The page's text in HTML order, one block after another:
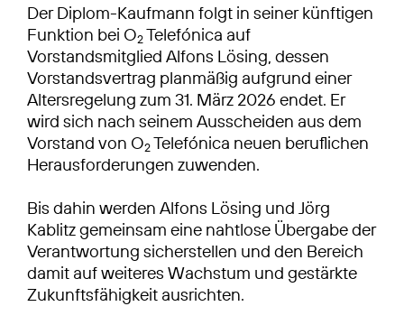
Der Diplom-Kaufmann folgt in seiner künftigen
Funktion bei O2Telefónica auf
Vorstandsmitglied Alfons Lösing, dessen
Vorstandsvertrag planmäßig aufgrund einer
Altersregelung zum 31. März 2026 endet. Er
wird sich nach seinem Ausscheiden aus dem
Vorstand von O2Telefónica neuen beruflichen
Herausforderungen zuwenden.
Bis dahin werden Alfons Lösing und Jörg
Kablitz gemeinsam eine nahtlose Übergabe der
Verantwortung sicherstellen und den Bereich
damit auf weiteres Wachstum und gestärkte
Zukunftsfähigkeit ausrichten.